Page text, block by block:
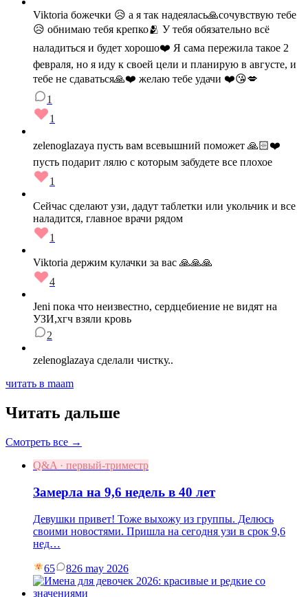
Viktoria божечки 😥 а я так надеялась🙏сочувствую тебе
😥 обнимаю тебя крепко🫂 У тебя обязательно всё
наладиться и будет хорошо❤️ Я сама пережила такое 2
февраля, но я иду к своей цели и планирую в августе, и
тебе не сдаваться🙏❤️ желаю тебе удачи ❤️😘💋
1
1
zelenoglazaya пусть вам всевышний поможет 🙏🏻❤️
пусть подарит лялю с которым забудете все плохое
1
Сейчас сделают узи, дадут таблетки или укольчик и все
наладится, главное врачи рядом
1
Viktoria держим кулачки за вас 🙏🙏🙏
4
Jeni пока что неизвестно, сердцебиение не видят на
УЗИ,хгч взяли кровь
2
zelenoglazaya сделали чистку..
читать в maam
Читать дальше
Смотреть все →
Q&A · первый-триместр
Замерла на 9,6 недель в 40 лет
Девушки привет! Тоже выхожу из группы. Делюсь
своими новостями. Пришла на сегодня узи в срок 9,6
нед…
65 826 may 2026